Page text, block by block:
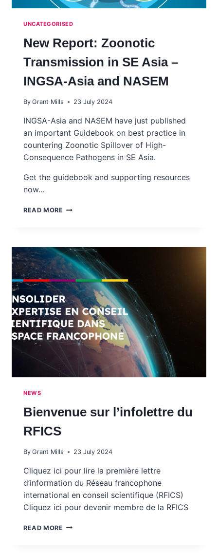
UNCATEGORISED
New Report: Zoonotic
Transmission in SE Asia –
INGSA-Asia and NASEM
By Grant Mills 23 July 2024
INGSA-Asia and NASEM have just published
an important Guidebook on best practice in
countering Zoonotic Spillover of High-
Consequence Pathogens in SE Asia.
Get the guidebook and supporting resources
now…
READ MORE NEW
IN
SE
ASIA
–
INGSA-
ASIA
AND
NASEM
NEWS
Bienvenue sur l’infolettre du
RFICS
By Grant Mills 23 July 2024
Cliquez ici pour lire la première lettre
d’information du Réseau francophone
international en conseil scientifique (RFICS)
Cliquez ici pour devenir membre de la RFICS
READ MORE BIENVENUE